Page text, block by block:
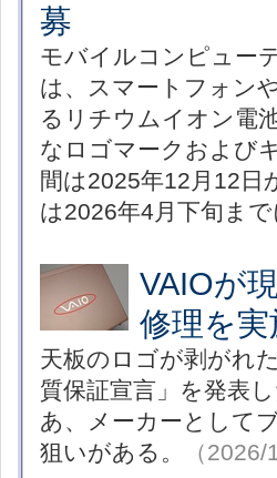
募
モバイルコンピュー
は、スマートフォン
るリチウムイオン電
なロゴマークおよび
間は2025年12月12日
は2026年4月下旬ま
VAIOが
修理を
天板のロゴが剥がれ
質保証宣言」を発表
あ、メーカーとして
狙いがある。
（2026/